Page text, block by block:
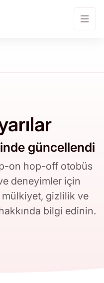
güncellendi
on hop-off otobüs
deneyimler için
mülkiyet, gizlilik ve
bilgi edinin.